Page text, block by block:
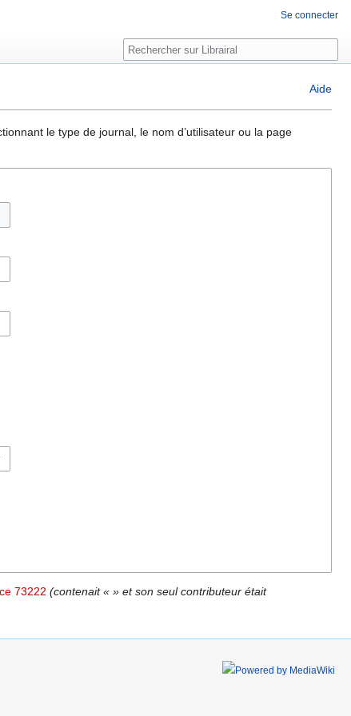
Aide
le type de journal, le nom d’utilisateur ou la page
73222 (contenait « » et son seul contributeur était
Se connecter
Rechercher